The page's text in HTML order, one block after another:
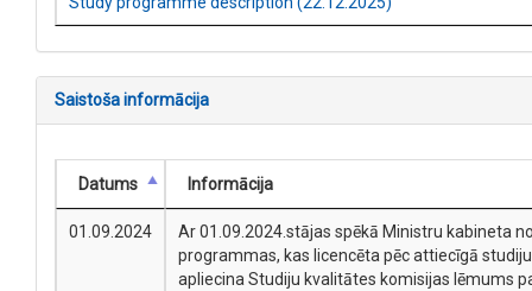
Saistoša informācija
Datums Informācija
01.09.2024
Ar 01.09.2024.stājas spēkā Ministru kabineta
programmas, kas licencēta pēc attiecīgā
apliecina Studiju kvalitātes komisijas lēmums